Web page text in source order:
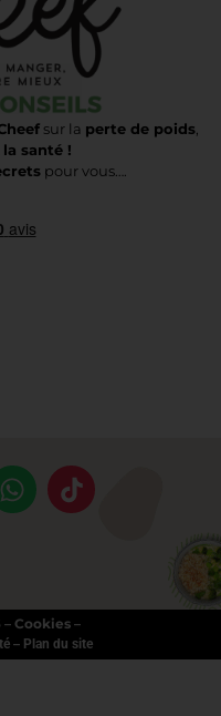
sur la perte de poids,
la santé !
pour vous….
Cookies –
– Plan du site